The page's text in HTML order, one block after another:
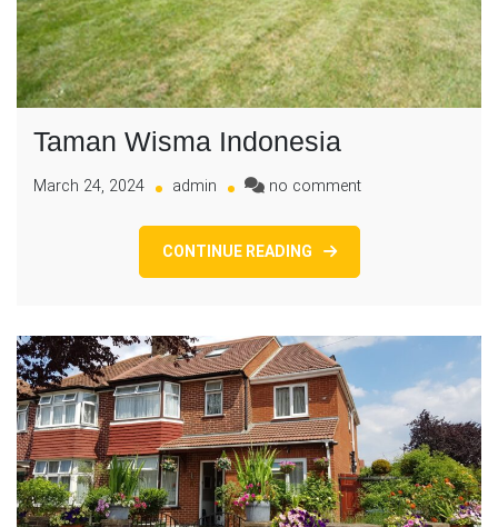
Taman Wisma Indonesia
March 24, 2024 admin no commenton
CONTINUE READING